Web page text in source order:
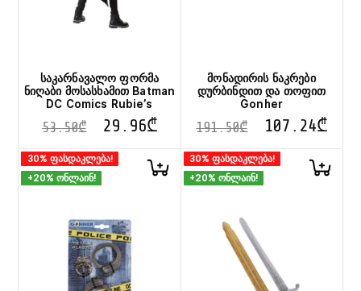
საკარნავალო ფორმა
ნიღაბი მოსასხამით Batman
DC Comics Rubie’s
53.50₾ 29.96₾
მონადირის ნაკრები
დურბინდით და თოფით
Gonher
191.50₾ 107.24₾
30% ფასდაკლება!
+20% ონლაინ!
30% ფასდაკლება!
+20% ონლაინ!